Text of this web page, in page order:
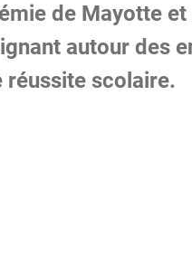
de Mayotte
autour des
réussite scolaire.